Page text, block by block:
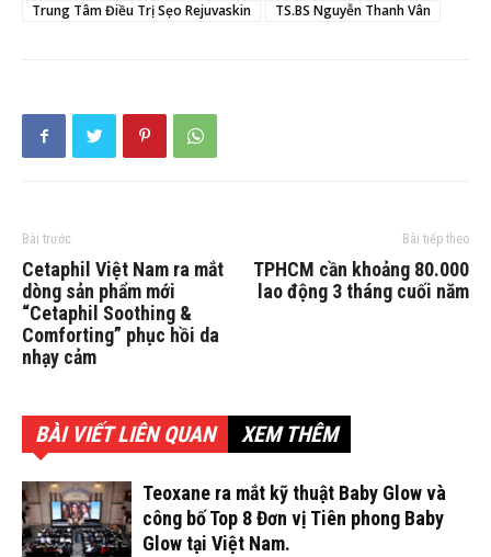
Trung Tâm Điều Trị Sẹo Rejuvaskin
TS.BS Nguyễn Thanh Vân
Bài trước
Cetaphil Việt Nam ra mắt
dòng sản phẩm mới
“Cetaphil Soothing &
Comforting” phục hồi da
nhạy cảm
Bài tiếp theo
TPHCM cần khoảng 80.000
lao động 3 tháng cuối năm
BÀI VIẾT LIÊN QUAN XEM THÊM
Teoxane ra mắt kỹ thuật Baby Glow và
công bố Top 8 Đơn vị Tiên phong Baby
Glow tại Việt Nam.